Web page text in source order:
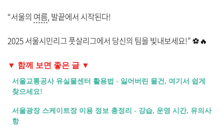
“서울의 여름, 발끝에서 시작된다!
2025 서울시민리그 풋살리그에서 당신의 팀을 빛내보세요!” ⚽🔥
▼ 함께 보면 좋은 글 ▼
서울교통공사 유실물센터 활용법 - 잃어버린 물건, 여기서 쉽게
찾으세요!
서울광장 스케이트장 이용 정보 총정리 - 강습, 운영 시간, 유의사
항